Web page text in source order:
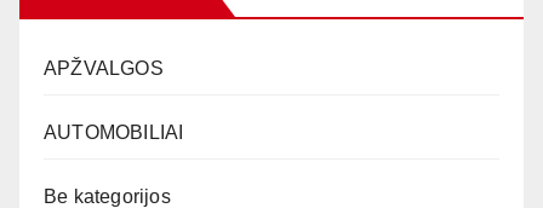
APŽVALGOS
AUTOMOBILIAI
Be kategorijos